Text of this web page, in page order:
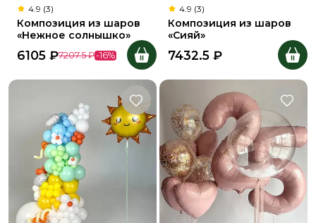
4.9 (3)
Композиция из шаров
«Нежное солнышко»
6105 ₽7207.5 ₽-16%
4.9 (3)
Композиция из шаров
«Сияй»
7432.5 ₽